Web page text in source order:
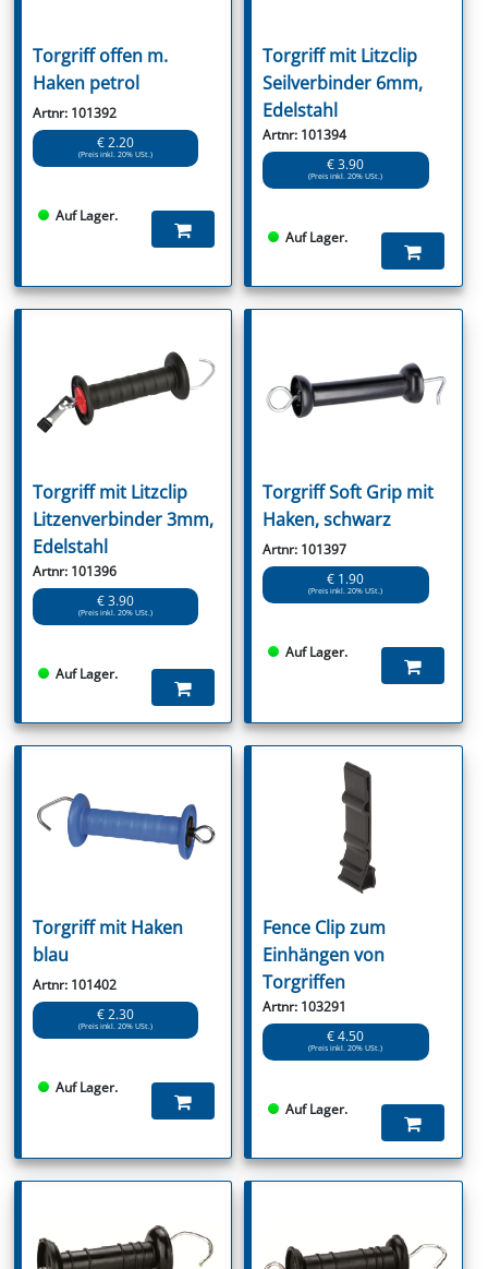
Torgriff offen m.
Haken petrol
Artnr: 101392
€ 2.20
(Preis inkl. 20% USt.)
Auf Lager.
Torgriff mit Litzclip
Seilverbinder 6mm,
Edelstahl
Artnr: 101394
€ 3.90
(Preis inkl. 20% USt.)
Auf Lager.
Torgriff mit Litzclip
Litzenverbinder 3mm,
Edelstahl
Artnr: 101396
€ 3.90
(Preis inkl. 20% USt.)
Auf Lager.
Torgriff Soft Grip mit
Haken, schwarz
Artnr: 101397
€ 1.90
(Preis inkl. 20% USt.)
Auf Lager.
Torgriff mit Haken
blau
Artnr: 101402
€ 2.30
(Preis inkl. 20% USt.)
Auf Lager.
Fence Clip zum
Einhängen von
Torgriffen
Artnr: 103291
€ 4.50
(Preis inkl. 20% USt.)
Auf Lager.